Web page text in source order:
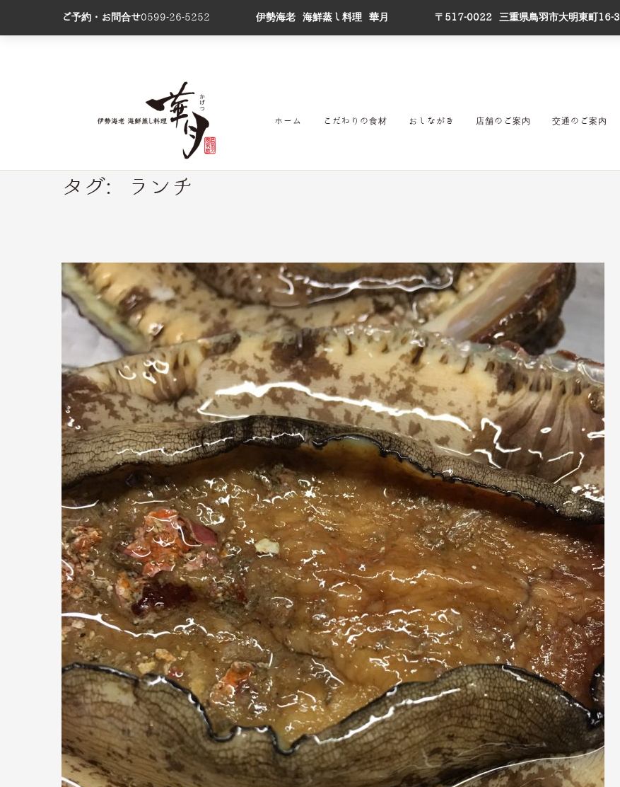
ご予約・お問合せ0599-26-5252 伊勢海老 海鮮蒸し料理 華月 〒517-0022 三重県鳥羽市大明東町16-3
ホーム こだわりの食材 おしながき 店舗のご案内 交通のご案内
タグ: ランチ